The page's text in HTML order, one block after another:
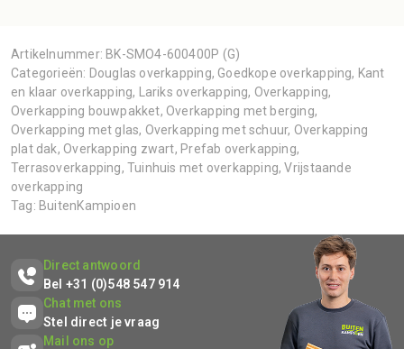
Artikelnummer: BK-SMO4-600400P (G)
Categorieën: Douglas overkapping, Goedkope overkapping, Kant
en klaar overkapping, Lariks overkapping, Overkapping,
Overkapping bouwpakket, Overkapping met berging,
Overkapping met glas, Overkapping met schuur, Overkapping
plat dak, Overkapping zwart, Prefab overkapping,
Terrasoverkapping, Tuinhuis met overkapping,Vrijstaande
overkapping
Tag: BuitenKampioen
Direct antwoord
Bel +31 (0)548 547 914
Chat met ons
Stel direct je vraag
Mail ons op